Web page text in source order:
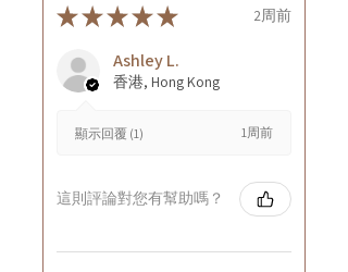
★★★★★ 2周前
Ashley L.
香港, Hong Kong
顯示回覆 (1) 1周前
這則評論對您有幫助嗎？